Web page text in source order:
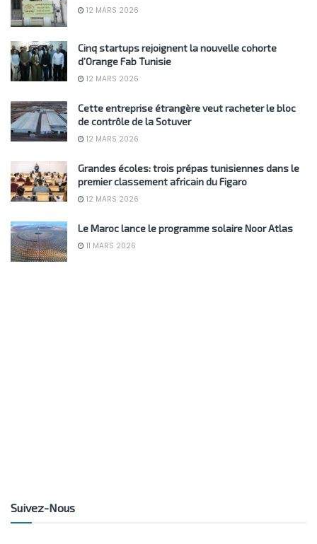
12 MARS 2026
Cinq startups rejoignent la nouvelle cohorte
d’Orange Fab Tunisie
12 MARS 2026
Cette entreprise étrangère veut racheter le bloc
de contrôle de la Sotuver
12 MARS 2026
Grandes écoles: trois prépas tunisiennes dans le
premier classement africain du Figaro
12 MARS 2026
Le Maroc lance le programme solaire Noor Atlas
11 MARS 2026
Suivez-Nous